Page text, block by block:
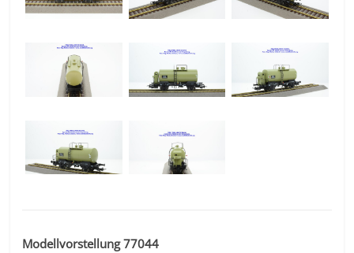
Modellvorstellung 77044